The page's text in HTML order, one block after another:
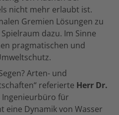
nicht mehr erlaubt ist.
Gremien Lösungen zu
dazu. Im Sinne
pragmatischen und
Arten- und
referierte Herr Dr.
Ingenieurbüro für
eine Dynamik von Wasser